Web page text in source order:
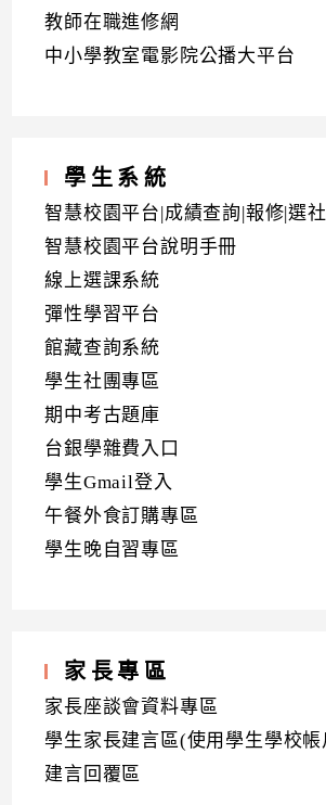
教師在職進修網
中小學教室電影院公播大平台
學生系統
智慧校園平台|成績查詢|報修|選社
智慧校園平台說明手冊
線上選課系統
彈性學習平台
館藏查詢系統
學生社團專區
期中考古題庫
台銀學雜費入口
學生Gmail登入
午餐外食訂購專區
學生晚自習專區
家長專區
家長座談會資料專區
學生家長建言區(使用學生學校帳
建言回覆區